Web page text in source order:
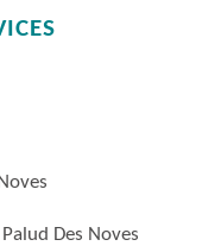
Des Noves